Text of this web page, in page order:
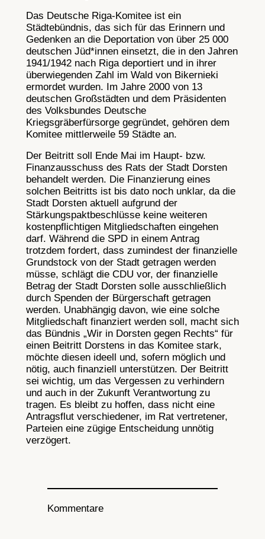
Das Deutsche Riga-Komitee ist ein
Städtebündnis, das sich für das Erinnern und
Gedenken an die Deportation von über 25 000
deutschen Jüd*innen einsetzt, die in den Jahren
1941/1942 nach Riga deportiert und in ihrer
überwiegenden Zahl im Wald von Bikernieki
ermordet wurden. Im Jahre 2000 von 13
deutschen Großstädten und dem Präsidenten
des Volksbundes Deutsche
Kriegsgräberfürsorge gegründet, gehören dem
Komitee mittlerweile 59 Städte an.
Der Beitritt soll Ende Mai im Haupt- bzw.
Finanzausschuss des Rats der Stadt Dorsten
behandelt werden. Die Finanzierung eines
solchen Beitritts ist bis dato noch unklar, da die
Stadt Dorsten aktuell aufgrund der
Stärkungspaktbeschlüsse keine weiteren
kostenpflichtigen Mitgliedschaften eingehen
darf. Während die SPD in einem Antrag
trotzdem fordert, dass zumindest der finanzielle
Grundstock von der Stadt getragen werden
müsse, schlägt die CDU vor, der finanzielle
Betrag der Stadt Dorsten solle ausschließlich
durch Spenden der Bürgerschaft getragen
werden. Unabhängig davon, wie eine solche
Mitgliedschaft finanziert werden soll, macht sich
das Bündnis „Wir in Dorsten gegen Rechts“ für
einen Beitritt Dorstens in das Komitee stark,
möchte diesen ideell und, sofern möglich und
nötig, auch finanziell unterstützen. Der Beitritt
sei wichtig, um das Vergessen zu verhindern
und auch in der Zukunft Verantwortung zu
tragen. Es bleibt zu hoffen, dass nicht eine
Antragsflut verschiedener, im Rat vertretener,
Parteien eine zügige Entscheidung unnötig
verzögert.
Kommentare